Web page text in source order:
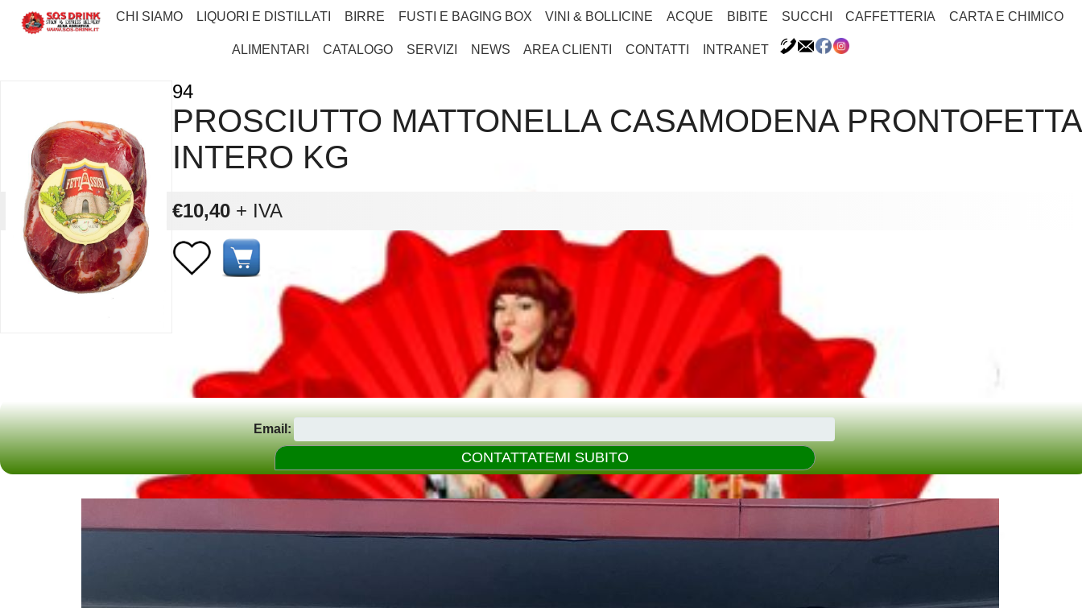
CHI SIAMO LIQUORI E DISTILLATI BIRRE FUSTI E BAGING BOX VINI & BOLLICINE ACQUE BIBITE SUCCHI CAFFETTERIA CARTA E CHIMICO
ALIMENTARI CATALOGO SERVIZI NEWS AREA CLIENTI CONTATTI INTRANET
94
PROSCIUTTO MATTONELLA CASAMODENA PRONTOFETTA
INTERO KG
€10,40 + IVA
Email: